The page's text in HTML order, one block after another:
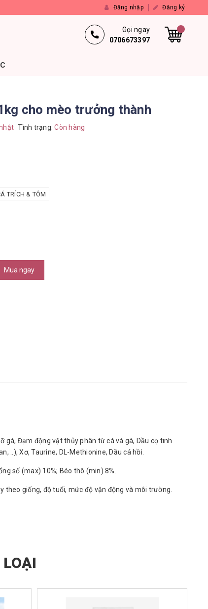
Đăng nhập Đăng ký
Gọi ngay
0706673397
cho mèo trưởng thành
Tình trạng: Còn hàng
TRÍCH & TÔM
Mua ngay
gà, Đạm động vật thủy phân từ cá và gà, Dầu cọ tinh
..), Xơ, Taurine, DL-Methionine, Dầu cá hồi.
số (max) 10%; Béo thô (min) 8%.
theo giống, độ tuổi, mức độ vận động và môi trường.